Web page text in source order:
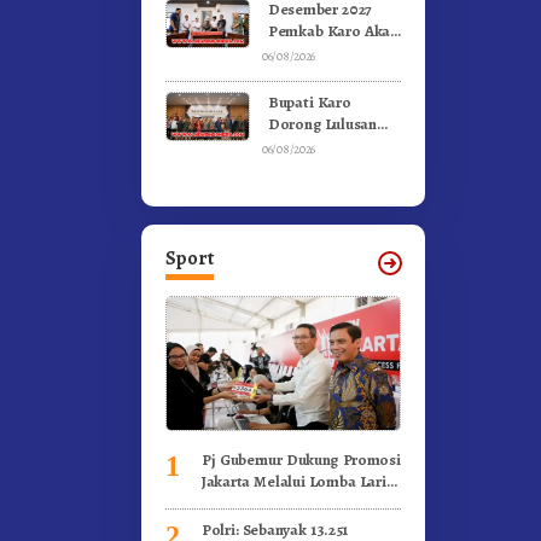
Desember 2027
Pemkab Karo Akan
Serahkan Aset
Ke Moderamen
GBKP
06/08/2026
Bupati Karo
Dorong Lulusan
Universitas Quality
dan Berintegritas
06/08/2026
Sport
1
Pj Gubernur Dukung Promosi
Jakarta Melalui Lomba Lari
Polri: Sebanyak 13.251